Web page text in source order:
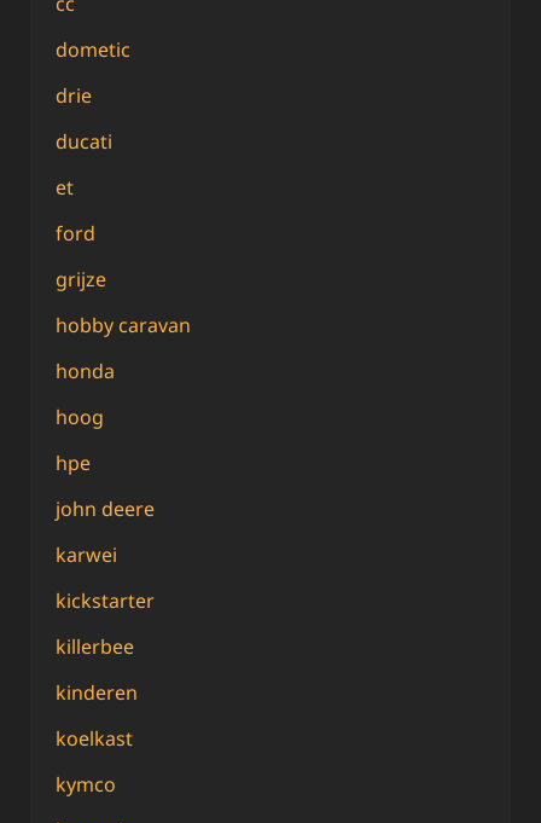
dometic
drie
ducati
et
ford
grijze
hobby caravan
honda
hoog
hpe
john deere
karwei
kickstarter
killerbee
kinderen
koelkast
kymco